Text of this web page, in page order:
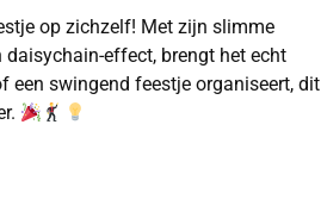
op zichzelf! Met zijn slimme
effect, brengt het echt
een swingend feestje organiseert, dit